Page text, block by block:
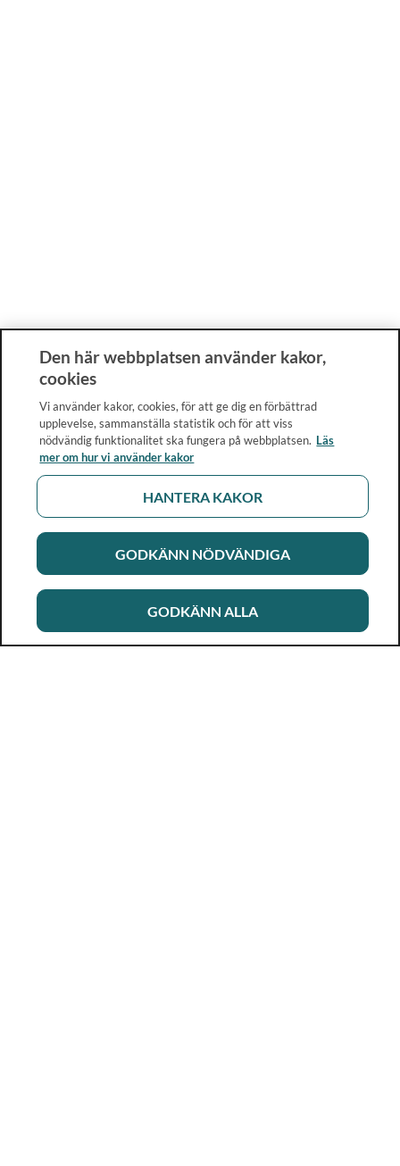
Den här webbplatsen använder kakor,
cookies
Vi använder kakor, cookies, för att ge dig en förbättrad
upplevelse, sammanställa statistik och för att viss
nödvändig funktionalitet ska fungera på webbplatsen. Läs
mer om hur vi använder kakor
HANTERA KAKOR
GODKÄNN NÖDVÄNDIGA
GODKÄNN ALLA